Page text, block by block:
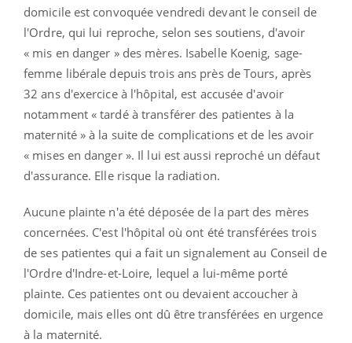
domicile est convoquée vendredi devant le conseil de
l'Ordre, qui lui reproche, selon ses soutiens, d'avoir
« mis en danger » des mères. Isabelle Koenig, sage-
femme libérale depuis trois ans près de Tours, après
32 ans d'exercice à l'hôpital, est accusée d'avoir
notamment « tardé à transférer des patientes à la
maternité » à la suite de complications et de les avoir
« mises en danger ». Il lui est aussi reproché un défaut
d'assurance. Elle risque la radiation.
Aucune plainte n'a été déposée de la part des mères
concernées. C'est l'hôpital où ont été transférées trois
de ses patientes qui a fait un signalement au Conseil de
l'Ordre d'Indre-et-Loire, lequel a lui-même porté
plainte. Ces patientes ont ou devaient accoucher à
domicile, mais elles ont dû être transférées en urgence
à la maternité.